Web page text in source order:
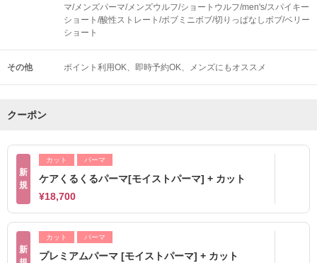
マ/メンズパーマ/メンズウルフ/ショートウルフ/men's/スパイキー
ショート/酸性ストレート/ボブミニボブ/切りっぱなしボブ/ベリー
ショート
その他 ポイント利用OK 即時予約OK メンズにもオススメ
クーポン
新
規
カット パーマ
ケアくるくるパーマ[モイストパーマ] + カット
¥18,700
新
カット パーマ
プレミアムパーマ [モイストパーマ] + カット